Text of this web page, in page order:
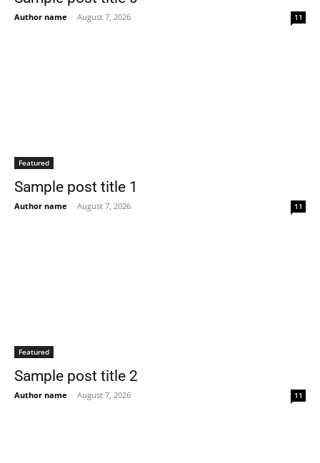
Author name - August 7, 2026 11
Featured
Sample post title 1
Author name - August 7, 2026 11
Featured
Sample post title 2
Author name - August 7, 2026 11